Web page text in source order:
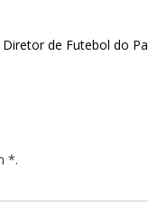
Diretor de Futebol do
*.